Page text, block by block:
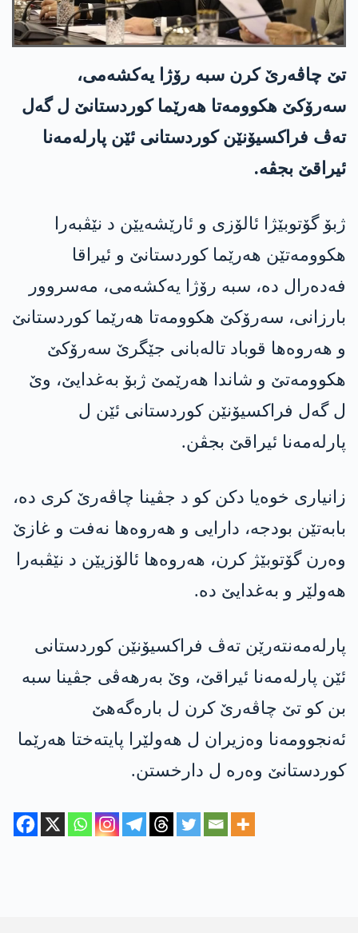
تێ چاڤه‌رێ كرن سبه‌ رۆژا یه‌كشه‌می،
سه‌رۆكێ هكوومه‌تا هه‌رێما كوردستانێ ل گه‌ل
ته‌ڤ فراكسیۆنێن كوردستانی ئێن پارلەمەنا
ئيراقێ بجڤه‌.
ژبۆ گۆتوبێژا ئالۆزی و ئارێشه‌یێن د نێڤبه‌را
هكوومه‌تێن هه‌رێما كوردستانێ و ئیراقا
فه‌ده‌رال ده‌، سبه‌ رۆژا یه‌كشه‌می، مه‌سروور
بارزانی، سه‌رۆكێ هكوومه‌تا هه‌رێما كوردستانێ
و هه‌روه‌ها قوباد تاله‌بانی جێگرێ سه‌رۆكێ
هكوومه‌تێ و شاندا هه‌رێمێ ژبۆ به‌غدایێ، وێ
ل گه‌ل فراكسیۆنێن كوردستانی ئێن ل
پارلەمەنا ئیراقێ بجڤن.
زانیاری خوه‌یا دكن كو د جڤینا چاڤه‌رێ كری ده‌،
بابه‌تێن بودجه‌، دارایی و هه‌روه‌ها نه‌فت و غازێ
وه‌رن گۆتوبێژ كرن، هه‌روه‌ها ئالۆزیێن د نێڤبه‌را
هه‌ولێر و به‌غدایێ ده‌.
پارلەمەنتەرێن ته‌ڤ فراكسیۆنێن كوردستانی
ئێن پارله‌مه‌نا ئیراقێ، وێ به‌رهه‌ڤی جڤینا سبه‌
بن كو تێ چاڤه‌رێ كرن ل باره‌گه‌هێ
ئه‌نجوومه‌نا وه‌زیران ل هه‌ولێرا پایته‌ختا هه‌رێما
كوردستانێ وه‌ره‌ ل دارخستن.